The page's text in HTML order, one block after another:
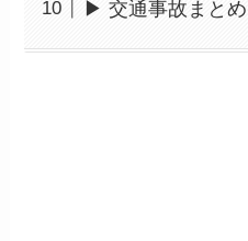
▶ 交通事故まとめ